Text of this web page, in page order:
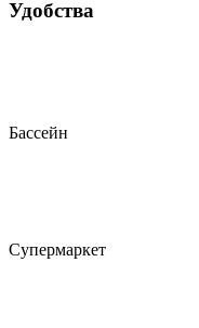
Удобства
Бассейн
Супермаркет